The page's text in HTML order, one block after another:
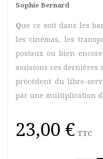
Sophie Bernard
Que ce soit dans les
les cinémas, les
postaux ou bien
assistons ces dernières
précédent du libre-
par une multiplication
23,00 € TTC